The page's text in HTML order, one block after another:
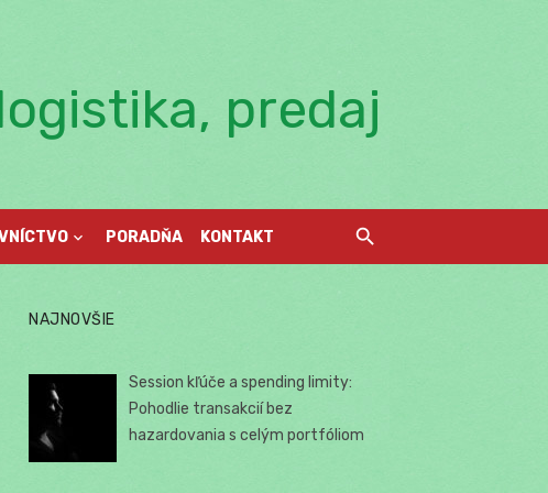
predaj
PORADŇA KONTAKT
NAJNOVŠIE
Session kľúče a spending limity:
Pohodlie transakcií bez
hazardovania s celým portfóliom